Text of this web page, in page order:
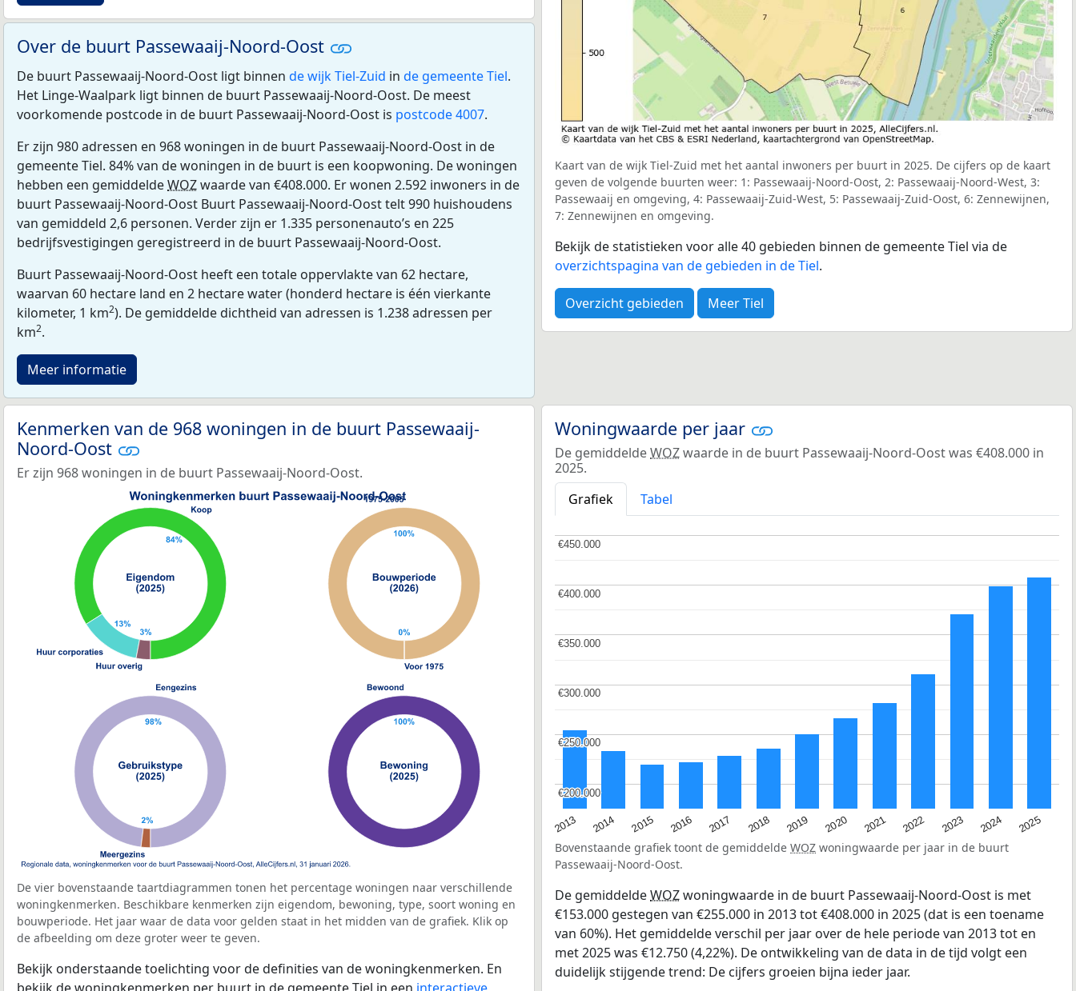
Over de buurt Passewaaij-Noord-Oost
De buurt Passewaaij-Noord-Oost ligt binnen de wijk Tiel-Zuid in de gemeente Tiel.
Het Linge-Waalpark ligt binnen de buurt Passewaaij-Noord-Oost. De meest
voorkomende postcode in de buurt Passewaaij-Noord-Oost is postcode 4007.
Er zijn 980 adressen en 968 woningen in de buurt Passewaaij-Noord-Oost in de
gemeente Tiel. 84% van de woningen in de buurt is een koopwoning. De woningen
hebben een gemiddeldeWOZwaarde van €408.000. Er wonen 2.592 inwoners in de
buurt Passewaaij-Noord-Oost Buurt Passewaaij-Noord-Oost telt 990 huishoudens
van gemiddeld 2,6 personen. Verder zijn er 1.335 personenauto’s en 225
bedrijfsvestigingen geregistreerd in de buurt Passewaaij-Noord-Oost.
Buurt Passewaaij-Noord-Oost heeft een totale oppervlakte van 62 hectare,
waarvan 60 hectare land en 2 hectare water (honderd hectare is één vierkante
kilometer, 1 km2). De gemiddelde dichtheid van adressen is 1.238 adressen per
km2.
Meer informatie
Kaart van de wijk Tiel-Zuid met het aantal inwoners per buurt in 2025. De cijfers op de kaart
geven de volgende buurten weer: 1: Passewaaij-Noord-Oost, 2: Passewaaij-Noord-West, 3:
Passewaaij en omgeving, 4: Passewaaij-Zuid-West, 5: Passewaaij-Zuid-Oost, 6: Zennewijnen,
7: Zennewijnen en omgeving.
Bekijk de statistieken voor alle 40 gebieden binnen de gemeente Tiel via de
overzichtspagina van de gebieden in de Tiel.
Overzicht gebieden Meer Tiel
Kenmerken van de 968 woningen in de buurt Passewaaij-
Noord-Oost
Er zijn 968 woningen in de buurt Passewaaij-Noord-Oost.
De vier bovenstaande taartdiagrammen tonen het percentage woningen naar verschillende
woningkenmerken. Beschikbare kenmerken zijn eigendom, bewoning, type, soort woning en
bouwperiode. Het jaar waar de data voor gelden staat in het midden van de grafiek. Klik op
de afbeelding om deze groter weer te geven.
Bekijk onderstaande toelichting voor de definities van de woningkenmerken. En
bekijk de woningkenmerken per buurt in de gemeente Tiel in een interactieve
Woningwaarde per jaar
De gemiddeldeWOZwaarde in de buurt Passewaaij-Noord-Oost was €408.000 in
2025.
Grafiek
Tabel
2013 2014 2015 2016 2017 2018 2019 2020 2021 2022 2023 2024 2025
€200.000
€200.000
€250.000
€250.000
€300.000
€300.000
€350.000
€350.000
€400.000
€400.000
€450.000
€450.000
Bovenstaande grafiek toont de gemiddelde WOZ woningwaarde per jaar in de buurt
Passewaaij-Noord-Oost.
De gemiddeldeWOZwoningwaarde in de buurt Passewaaij-Noord-Oost is met
€153.000 gestegen van €255.000 in 2013 tot €408.000 in 2025 (dat is een toename
van 60%). Het gemiddelde verschil per jaar over de hele periode van 2013 tot en
met 2025 was €12.750 (4,22%). De ontwikkeling van de data in de tijd volgt een
duidelijk stijgende trend: De cijfers groeien bijna ieder jaar.